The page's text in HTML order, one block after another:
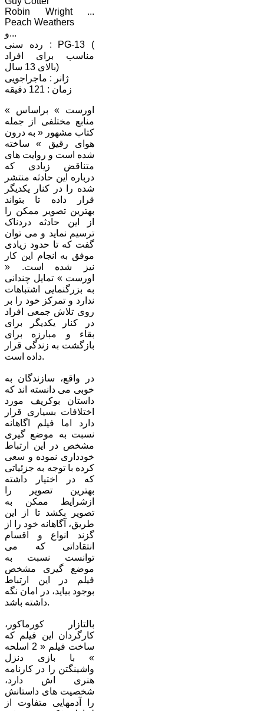
Robin Wright ...
Peach Weathers
و...
رده سنی : PG-13 (
مناسب برای افراد
بالای 13 سال)
زمان : 121 دقیقه
« اورست » براساس
منابع مختلفی از جمله
کتاب مشهور « به درون
هوای رقیق » ساخته
شده است و روایت های
متناقض زیادی که
درباره این حادثه منتشر
شده را در کنار یکدیگر
قرار داده تا بتواند
بهترین تصویر ممکن را
از این حادثه دردناک
ترسیم نماید و می توان
گفت که تا حدود زیادی
موفق به انجام این کار
نیز شده است. «
اورست » تمایل چندانی
به بزرگنمایی اشتباهات
ندارد و تمرکز خود را بر
روی تلاش جمعی افراد
در کنار یکدیگر برای
بقاء و مبارزه برای
بازگشت به زندگی قرار
داده است.
در واقع، سازندگان به
خوبی می دانسته اند که
داستان بوکریف مورد
اختلافات بسیاری قرار
دارد اما فیلم اگاهانه
نسبت به موضع گیری
مشخص در این ارتباط
خودداری نموده و سعی
کرده با توجه به جزئیاتی
که در اختیار داشته
بهترین تصویر را
ازشرایط ممکن به
تصویر بکشد تا از این
طریق، آگاهانه خود را از
گزند انواع و اقسام
انتقاداتی که می
توانست نسبت به
موضع گیری مشخص
فیلم در این ارتباط
بوجود بیاید، در امان نگه
داشته باشد.
بالتازار کورماکور،
کارگردان این فیلم که
ساخت فیلم « 2 اسلحه
» با بازی دنزل
واشینگتن را در کارنامه
هنری اش دارد،
شخصیت های داستانش
را آدمهایی متفاوت از